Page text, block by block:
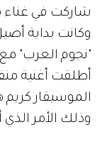
شاركت في
وكانت بداية
"نجوم العرب"
أطلقت أغنية
الموسيقار كريم
وذلك الأمر الذي